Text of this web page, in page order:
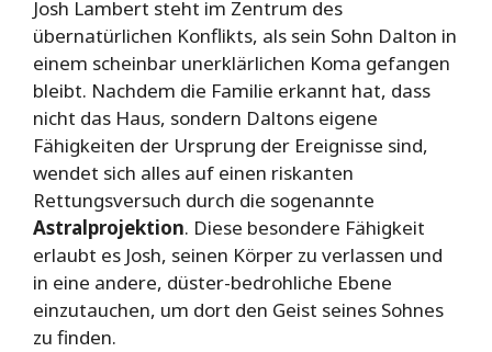
Josh Lambert steht im Zentrum des
übernatürlichen Konflikts, als sein Sohn Dalton in
einem scheinbar unerklärlichen Koma gefangen
bleibt. Nachdem die Familie erkannt hat, dass
nicht das Haus, sondern Daltons eigene
Fähigkeiten der Ursprung der Ereignisse sind,
wendet sich alles auf einen riskanten
Rettungsversuch durch die sogenannte
Astralprojektion. Diese besondere Fähigkeit
erlaubt es Josh, seinen Körper zu verlassen und
in eine andere, düster-bedrohliche Ebene
einzutauchen, um dort den Geist seines Sohnes
zu finden.